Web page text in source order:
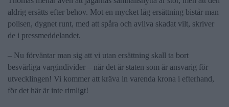
aldrig ersätts efter behov. Mot en mycket låg ersättning bistår man
polisen, dygnet runt, med att spåra och avliva skadat vilt, skriver
de i pressmeddelandet.
– Nu förväntar man sig att vi utan ersättning skall ta bort
besvärliga vargindivider – när det är staten som är ansvarig för
utvecklingen! Vi kommer att kräva in varenda krona i efterhand,
för det här är inte rimligt!